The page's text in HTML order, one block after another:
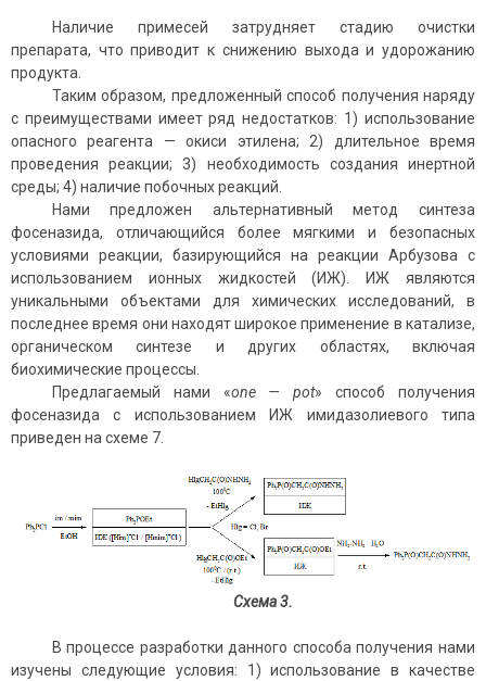
Наличие примесей затрудняет стадию очистки
препарата, что приводит к снижению выхода и удорожанию
продукта.
Таким образом, предложенный способ получения наряду
с преимуществами имеет ряд недостатков: 1) использование
опасного реагента — окиси этилена; 2) длительное время
проведения реакции; 3) необходимость создания инертной
среды; 4) наличие побочных реакций.
Нами предложен альтернативный метод синтеза
фосеназида, отличающийся более мягкими и безопасных
условиями реакции, базирующийся на реакции Арбузова с
использованием ионных жидкостей (ИЖ). ИЖ являются
уникальными объектами для химических исследований, в
последнее время они находят широкое применение в катализе,
органическом синтезе и других областях, включая
биохимические процессы.
Предлагаемый нами «one — pot» способ получения
фосеназида с использованием ИЖ имидазолиевого типа
приведен на схеме 7.
Схема 3.
В процессе разработки данного способа получения нами
изучены следующие условия: 1) использование в качестве